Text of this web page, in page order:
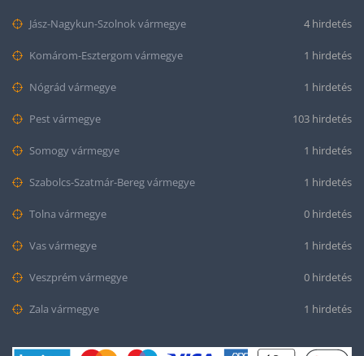
Jász-Nagykun-Szolnok vármegye 4 hirdetés
Komárom-Esztergom vármegye 1 hirdetés
Nógrád vármegye 1 hirdetés
Pest vármegye 103 hirdetés
Somogy vármegye 1 hirdetés
Szabolcs-Szatmár-Bereg vármegye 1 hirdetés
Tolna vármegye 0 hirdetés
Vas vármegye 1 hirdetés
Veszprém vármegye 0 hirdetés
Zala vármegye 1 hirdetés